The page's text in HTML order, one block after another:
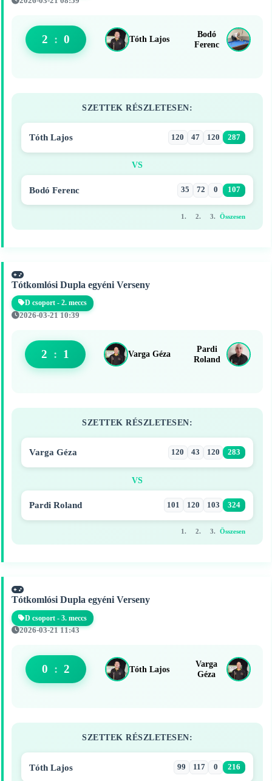
Tóth Lajos
2 : 0
Bodó
Ferenc
SZETTEK RÉSZLETESEN:
Tóth Lajos 120 47 120 287
VS
Bodó Ferenc 35 72 0 107
1. 2. 3. Összesen
Tótkomlósi Dupla egyéni Verseny
D csoport - 2. meccs
2026-03-21 10:39
Varga Géza
2 : 1
Pardi
Roland
SZETTEK RÉSZLETESEN:
Varga Géza 120 43 120 283
VS
Pardi Roland 101 120 103 324
1. 2. 3. Összesen
Tótkomlósi Dupla egyéni Verseny
D csoport - 3. meccs
2026-03-21 11:43
Tóth Lajos
0 : 2
Varga
Géza
SZETTEK RÉSZLETESEN:
Tóth Lajos 99 117 0 216